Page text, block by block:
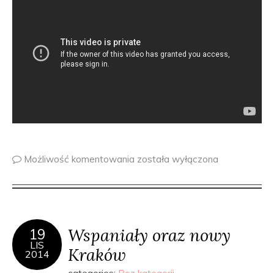
Możliwość komentowania została wyłączona
19
LIS
2014
Wspaniały oraz nowy
Kraków